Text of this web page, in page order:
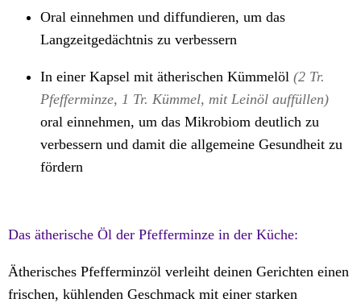
Oral einnehmen und diffundieren, um das
Langzeitgedächtnis zu verbessern
In einer Kapsel mit ätherischen Kümmelöl (2 Tr.
Pfefferminze, 1 Tr. Kümmel, mit Leinöl auffüllen)
oral einnehmen, um das Mikrobiom deutlich zu
verbessern und damit die allgemeine Gesundheit zu
fördern
Das ätherische Öl der Pfefferminze in der Küche:
Ätherisches Pfefferminzöl verleiht deinen Gerichten einen
frischen, kühlenden Geschmack mit einer starken